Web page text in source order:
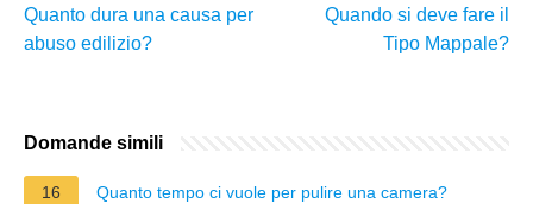
Quanto dura una causa per
abuso edilizio?
Quando si deve fare il
Tipo Mappale?
Domande simili
16 Quanto tempo ci vuole per pulire una camera?